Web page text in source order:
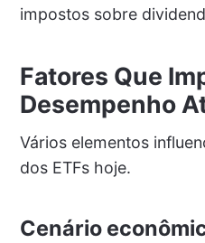
impostos sobre
Fatores Que
Desempenho
Vários elementos
dos ETFs hoje.
Cenário